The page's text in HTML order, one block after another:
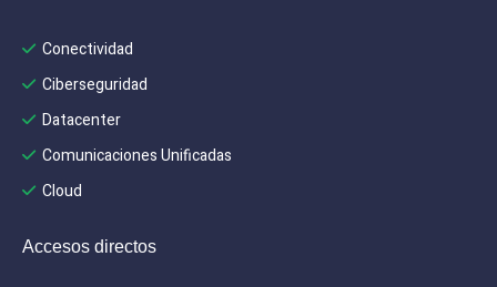
Conectividad
Ciberseguridad
Datacenter
Comunicaciones Unificadas
Cloud
Accesos directos